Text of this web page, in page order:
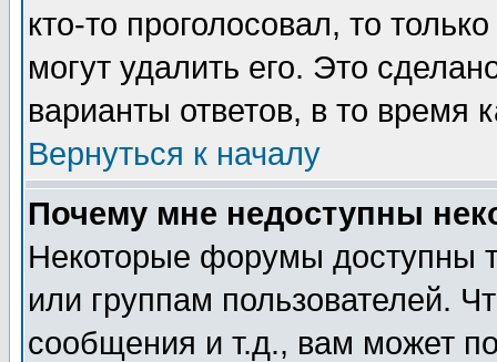
кто-то проголосовал, то
могут удалить его. Это
варианты ответов, в то время
Вернуться к началу
Почему мне недоступны
Некоторые форумы доступны
или группам пользователей.
сообщения и т.д., вам может